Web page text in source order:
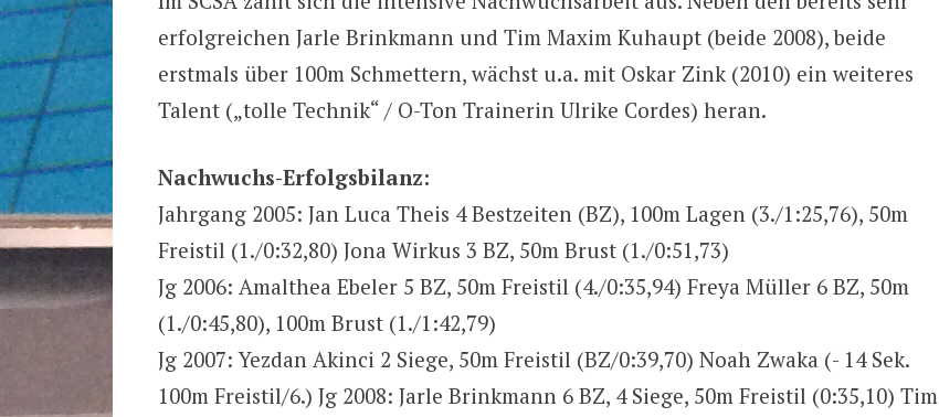
erfolgreichen Jarle Brinkmann und Tim Maxim Kuhaupt (beide 2008), beide
erstmals über 100m Schmettern, wächst u.a. mit Oskar Zink (2010) ein weiteres
Talent („tolle Technik“ / O-Ton Trainerin Ulrike Cordes) heran.
Nachwuchs-Erfolgsbilanz:
Jahrgang 2005: Jan Luca Theis 4 Bestzeiten (BZ), 100m Lagen (3./1:25,76), 50m
Freistil (1./0:32,80) Jona Wirkus 3 BZ, 50m Brust (1./0:51,73)
Jg 2006: Amalthea Ebeler 5 BZ, 50m Freistil (4./0:35,94) Freya Müller 6 BZ, 50m
(1./0:45,80), 100m Brust (1./1:42,79)
Jg 2007: Yezdan Akinci 2 Siege, 50m Freistil (BZ/0:39,70) Noah Zwaka (- 14 Sek.
100m Freistil/6.) Jg 2008: Jarle Brinkmann 6 BZ, 4 Siege, 50m Freistil (0:35,10) Tim